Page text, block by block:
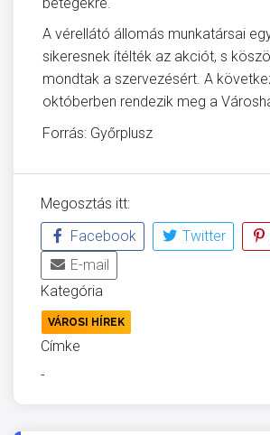
A vérellátó állomás munkatársai
sikeresnek ítélték az akciót, s
mondtak a szervezésért. A
októberben rendezik meg a
Forrás: Győrplusz
Megosztás itt:
Facebook
Twitter
E-mail
Kategória
VÁROSI HÍREK
Címke
-